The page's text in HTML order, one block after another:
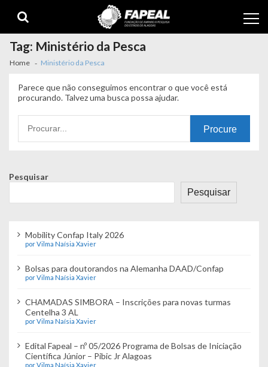
navigation
content
Tag: Ministério da Pesca
Home Ministério da Pesca
Parece que não conseguimos encontrar o que você está
procurando. Talvez uma busca possa ajudar.
por:
Pesquisar
Pesquisar
Mobility Confap Italy 2026
por Vilma Naísia Xavier
Bolsas para doutorandos na Alemanha DAAD/Confap
por Vilma Naísia Xavier
CHAMADAS SIMBORA – Inscrições para novas turmas
Centelha 3 AL
por Vilma Naísia Xavier
Edital Fapeal – nº 05/2026 Programa de Bolsas de Iniciação
Científica Júnior – Pibic Jr Alagoas
por Vilma Naísia Xavier